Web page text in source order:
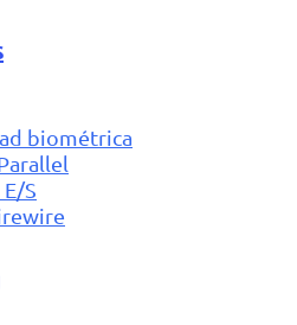
biométrica
S